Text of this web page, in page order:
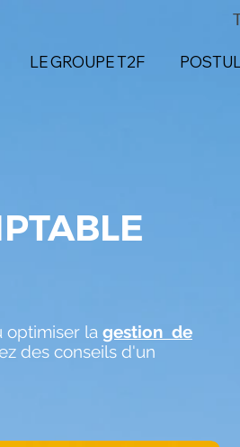
LE GROUPE T2F
optimiser la gestion de
des conseils d'un